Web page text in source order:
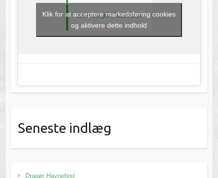
Like os på Facebook
Klik for at acceptere markedsføring cookies
og aktivere dette indhold
Seneste indlæg
Dragør Havnefest